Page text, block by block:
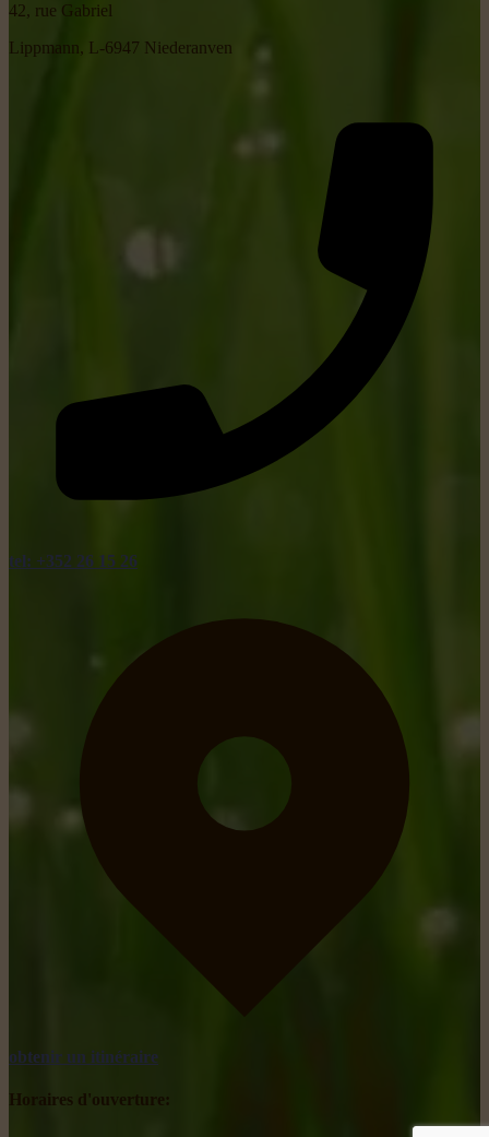
42, rue Gabriel
Lippmann, L-6947 Niederanven
tel: +352 26 15 26
obtenir un itinéraire
Horaires d'ouverture: